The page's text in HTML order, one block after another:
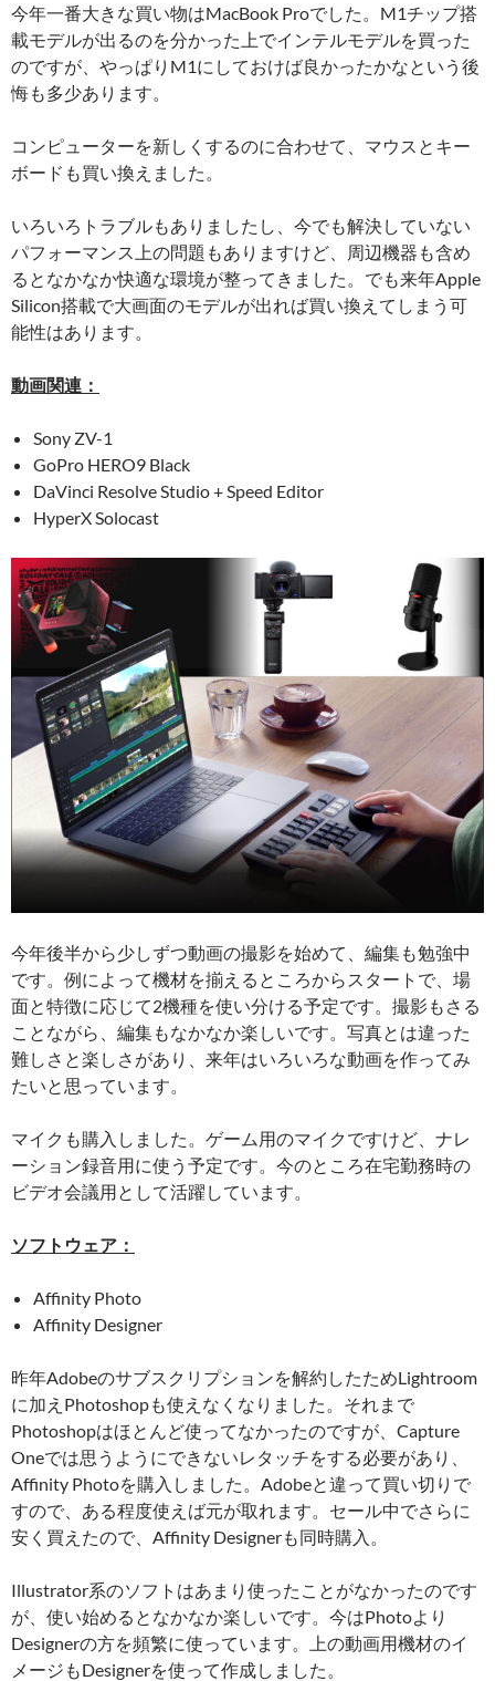
今年一番大きな買い物はMacBook Proでした。M1チップ搭
載モデルが出るのを分かった上でインテルモデルを買った
のですが、やっぱりM1にしておけば良かったかなという後
悔も多少あります。
コンピューターを新しくするのに合わせて、マウスとキー
ボードも買い換えました。
いろいろトラブルもありましたし、今でも解決していない
パフォーマンス上の問題もありますけど、周辺機器も含め
るとなかなか快適な環境が整ってきました。でも来年Apple
Silicon搭載で大画面のモデルが出れば買い換えてしまう可
能性はあります。
動画関連：
Sony ZV-1
GoPro HERO9 Black
DaVinci Resolve Studio + Speed Editor
HyperX Solocast
今年後半から少しずつ動画の撮影を始めて、編集も勉強中
です。例によって機材を揃えるところからスタートで、場
面と特徴に応じて2機種を使い分ける予定です。撮影もさる
ことながら、編集もなかなか楽しいです。写真とは違った
難しさと楽しさがあり、来年はいろいろな動画を作ってみ
たいと思っています。
マイクも購入しました。ゲーム用のマイクですけど、ナレ
ーション録音用に使う予定です。今のところ在宅勤務時の
ビデオ会議用として活躍しています。
ソフトウェア：
Affinity Photo
Affinity Designer
昨年Adobeのサブスクリプションを解約したためLightroom
に加えPhotoshopも使えなくなりました。それまで
Photoshopはほとんど使ってなかったのですが、Capture
Oneでは思うようにできないレタッチをする必要があり、
Affinity Photoを購入しました。Adobeと違って買い切りで
すので、ある程度使えば元が取れます。セール中でさらに
安く買えたので、Affinity Designerも同時購入。
Illustrator系のソフトはあまり使ったことがなかったのです
が、使い始めるとなかなか楽しいです。今はPhotoより
Designerの方を頻繁に使っています。上の動画用機材のイ
メージもDesignerを使って作成しました。